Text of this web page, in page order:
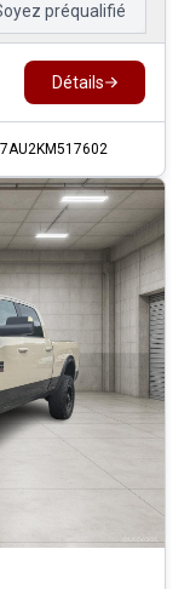
préqualifié
Détails